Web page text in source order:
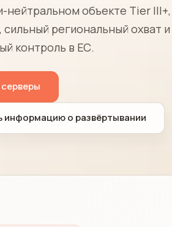
нейтральном объекте Tier
региональный охват
контроль в ЕС.
информацию о развёртывании